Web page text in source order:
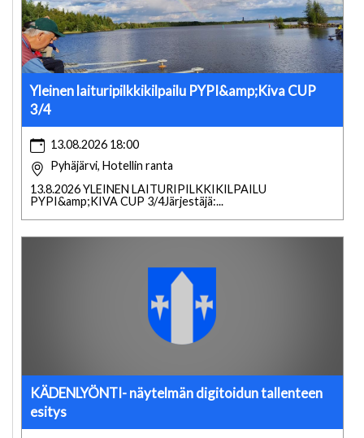
Yleinen laituripilkkikilpailu PYPI&amp;Kiva CUP
3/4
13.08.2026 18:00
Pyhäjärvi, Hotellin ranta
13.8.2026 YLEINEN LAITURIPILKKIKILPAILU
PYPI&amp;KIVA CUP 3/4Järjestäjä:...
KÄDENLYÖNTI- näytelmän digitoidun tallenteen
esitys